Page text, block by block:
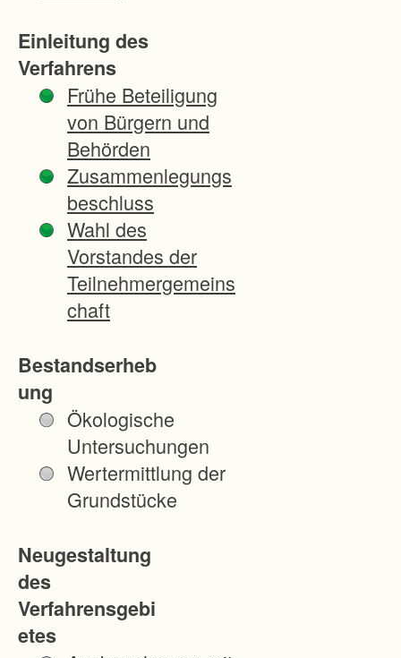
Einleitung des
Verfahrens
Frühe Beteiligung
von Bürgern und
Behörden
Zusammenlegungs
beschluss
Wahl des
Vorstandes der
Teilnehmergemeins
chaft
Bestandserheb
ung
Ökologische
Untersuchungen
Wertermittlung der
Grundstücke
Neugestaltung
des
Verfahrensgebi
etes